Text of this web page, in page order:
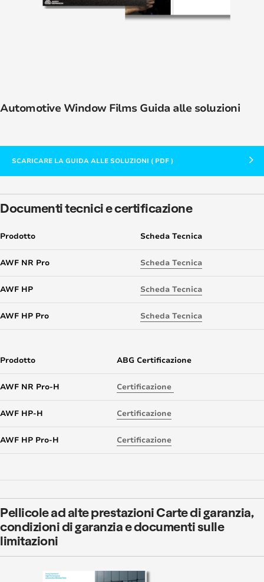
Automotive Window Films Guida alle soluzioni
SCARICARE LA GUIDA ALLE SOLUZIONI ( PDF )
Documenti tecnici e certificazione
Prodotto Scheda Tecnica
AWF NR Pro Scheda Tecnica
AWF HP Scheda Tecnica
AWF HP Pro Scheda Tecnica
Prodotto ABG Certificazione
AWF NR Pro-H Certificazione
AWF HP-H Certificazione
AWF HP Pro-H Certificazione
Pellicole ad alte prestazioni Carte di garanzia,
condizioni di garanzia e documenti sulle
limitazioni